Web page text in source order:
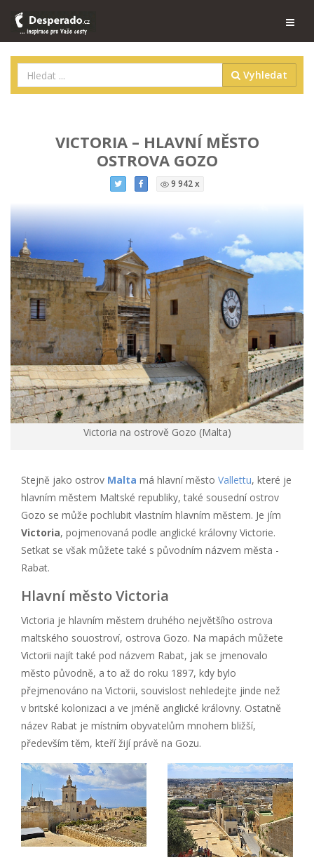
Vyhledat
VICTORIA – HLAVNÍ MĚSTO
OSTROVA GOZO
9 942 x
Victoria na ostrově Gozo (Malta)
Stejně jako ostrov Malta má hlavní město Vallettu, které je
hlavním městem Maltské republiky, také sousední ostrov
Gozo se může pochlubit vlastním hlavním městem. Je jím
Victoria, pojmenovaná podle anglické královny Victorie.
Setkat se však můžete také s původním názvem města -
Rabat.
Hlavní město Victoria
Victoria je hlavním městem druhého největšího ostrova
maltského souostroví, ostrova Gozo. Na mapách můžete
Victorii najít také pod názvem Rabat, jak se jmenovalo
město původně, a to až do roku 1897, kdy bylo
přejmenováno na Victorii, souvislost nehledejte jinde než
v britské kolonizaci a ve jméně anglické královny. Ostatně
název Rabat je místním obyvatelům mnohem bližší,
především těm, kteří žijí právě na Gozu.